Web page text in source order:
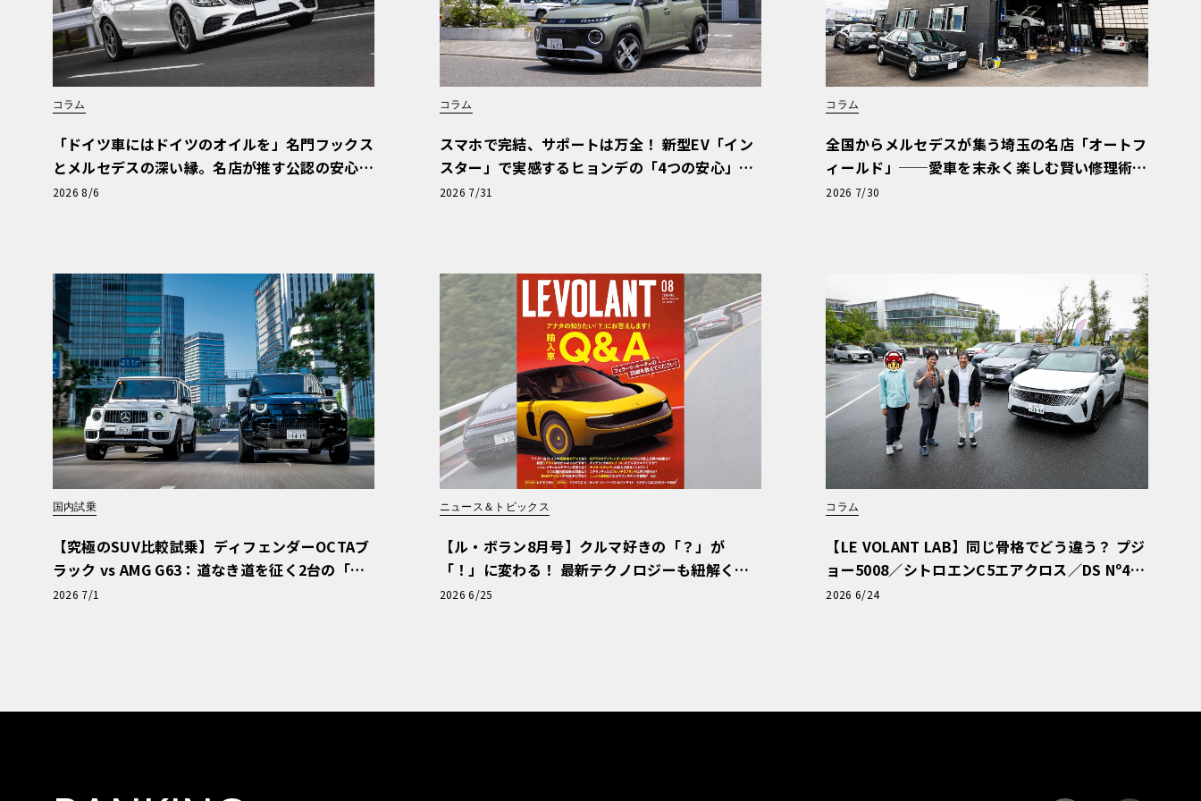
コラム
「ドイツ車にはドイツのオイルを」名門フックス
とメルセデスの深い縁。名店が推す公認の安心
と、Cクラスで味わうシルキーな走り〈PR〉
2026 8/6
コラム
スマホで完結、サポートは万全！ 新型EV「イン
スター」で実感するヒョンデの「4つの安心」
【第1回・ヒョンデ6つの疑問：Why? Hyunda
2026 7/31
コラム
全国からメルセデスが集う埼玉の名店「オートフ
ィールド」──愛車を末永く楽しむ賢い修理術
と、プロがフックス製オイルを選ぶ理由〈PR〉
2026 7/30
国内試乗
【究極のSUV比較試乗】ディフェンダーOCTAブ
ラック vs AMG G63：道なき道を征く2台の「対
極的アプローチ」
2026 7/1
ニュース＆トピックス
【ル・ボラン8月号】クルマ好きの「？」が
「！」に変わる！ 最新テクノロジーも紐解く
「輸入車Q&A」
2026 6/25
コラム
【LE VOLANT LAB】同じ骨格でどう違う？ プジ
ョー5008／シトロエンC5エアクロス／DS Nº4
読者一気乗りレポート
2026 6/24